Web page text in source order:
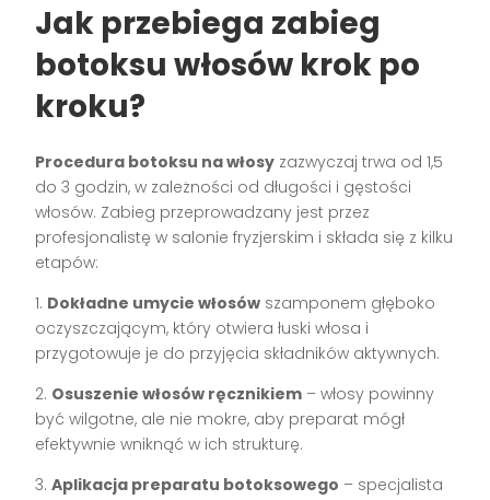
Jak przebiega zabieg
botoksu włosów krok po
kroku?
Procedura botoksu na włosy zazwyczaj trwa od 1,5
do 3 godzin, w zależności od długości i gęstości
włosów. Zabieg przeprowadzany jest przez
profesjonalistę w salonie fryzjerskim i składa się z kilku
etapów:
1. Dokładne umycie włosów szamponem głęboko
oczyszczającym, który otwiera łuski włosa i
przygotowuje je do przyjęcia składników aktywnych.
2. Osuszenie włosów ręcznikiem – włosy powinny
być wilgotne, ale nie mokre, aby preparat mógł
efektywnie wniknąć w ich strukturę.
3.Aplikacja preparatu botoksowego – specjalista